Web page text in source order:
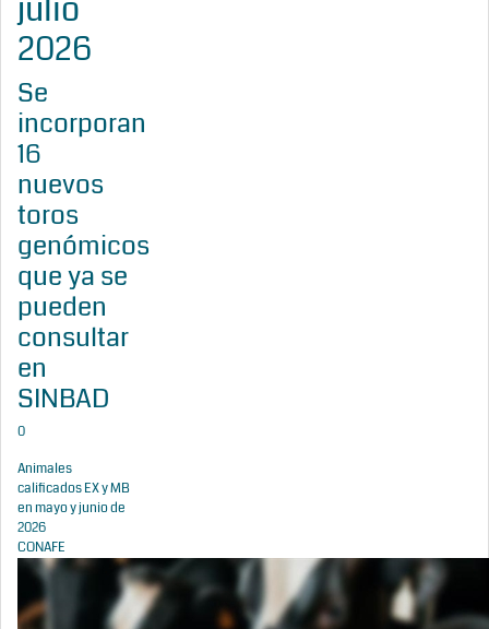
julio
2026
Se
incorporan
16
nuevos
toros
genómicos
que ya se
pueden
consultar
en
SINBAD
0
Animales
calificados EX y MB
en mayo y junio de
2026
CONAFE